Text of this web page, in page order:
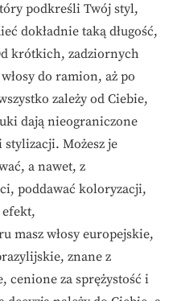
podkreśli Twój styl,
dokładnie taką długość,
krótkich, zadziornych
do ramion, aż po
zależy od Ciebie,
dają nieograniczone
Możesz je
a nawet, z
poddawać koloryzacji,
efekt,
masz włosy europejskie,
znane z
cenione za sprężystość i